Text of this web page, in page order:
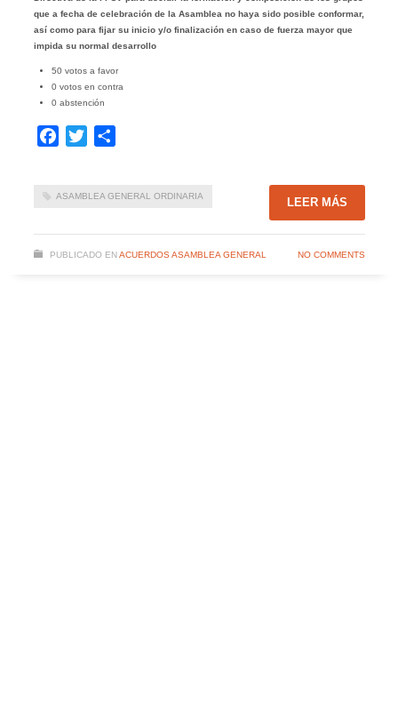
que a fecha de celebración de la Asamblea no haya sido posible conformar,
así como para fijar su inicio y/o finalización en caso de fuerza mayor que
impida su normal desarrollo
50 votos a favor
0 votos en contra
0 abstención
Facebook
Twitter
ASAMBLEA GENERAL ORDINARIA LEER MÁS
PUBLICADO EN ACUERDOS ASAMBLEA GENERAL NO COMMENTS